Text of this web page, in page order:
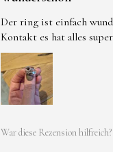
Der ring ist einfach
Kontakt es hat alles
War diese Rezension hilfreich?